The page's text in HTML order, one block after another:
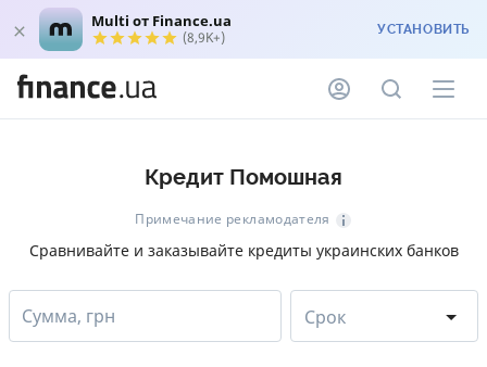
Multi от Finance.ua
(8,9K+) УСТАНОВИТЬ
Кредит Помошная
Примечание рекламодателя
Сравнивайте и заказывайте кредиты украинских банков
Сумма, грн Срок